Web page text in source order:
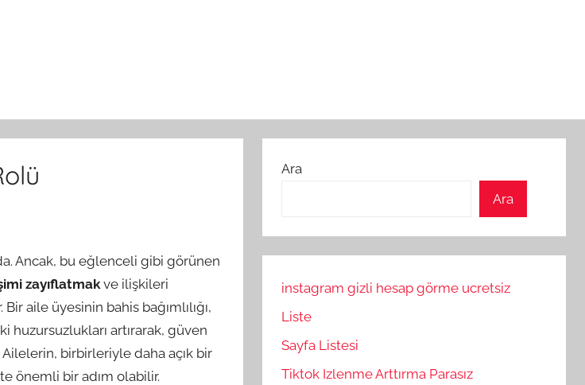
Ancak, bu eğlenceli gibi görünen
zayıflatmak ve ilişkileri
aile üyesinin bahis bağımlılığı,
huzursuzlukları artırarak, güven
birbirleriyle daha açık bir
önemli bir adım olabilir.
Ara
Ara
instagram gizli hesap görme ucretsiz
Liste
Sayfa Listesi
Tiktok Izlenme Arttırma Parasız